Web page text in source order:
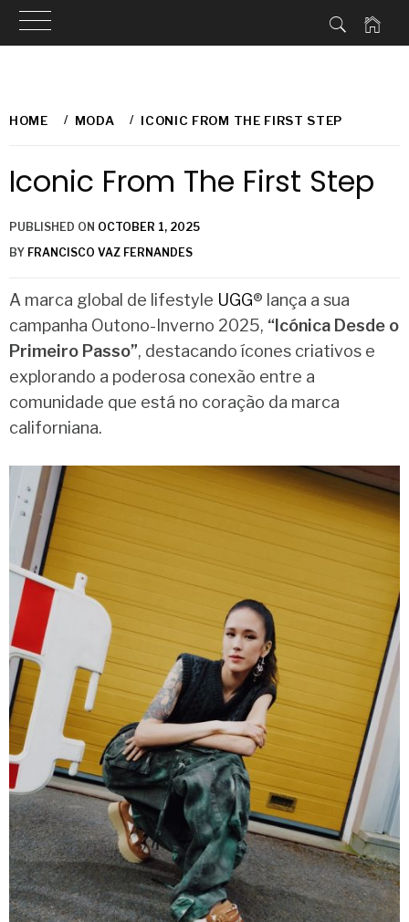
toHOME MODA ICONIC FROM THE FIRST STEP
Iconic From The First Step
PUBLISHED ON OCTOBER 1, 2025
BY FRANCISCO VAZ FERNANDES
A marca global de lifestyle UGG® lança a sua
campanha Outono-Inverno 2025, “Icónica Desde o
Primeiro Passo”, destacando ícones criativos e
explorando a poderosa conexão entre a
comunidade que está no coração da marca
californiana.